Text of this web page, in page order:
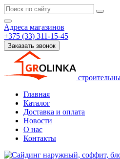
Адреса магазинов
+375 (33) 311-15-45
Заказать звонок
Главная
Каталог
Доставка и оплата
Новости
О нас
Контакты